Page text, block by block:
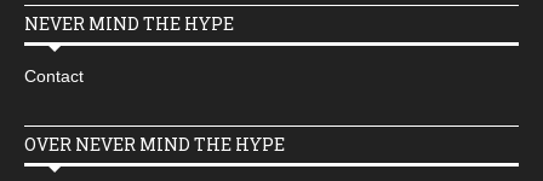
NEVER MIND THE HYPE
Contact
OVER NEVER MIND THE HYPE